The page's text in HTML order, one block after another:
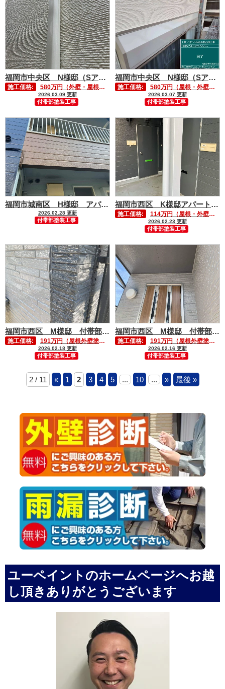
福岡市中央区 N様邸（Sアパート）付帯部塗装工事②
施工価格: 580万円（外壁・屋根塗装含む）
2026.03.09 更新
付帯部塗装工事
福岡市中央区 N様邸（Sアパート）付帯部塗装工事①
施工価格: 580万円（屋根・外壁塗装含む）
2026.03.07 更新
付帯部塗装工事
福岡市城南区 H様邸 アパート付帯部塗装工事
2026.02.28 更新
付帯部塗装工事
福岡市西区 K様邸アパート 付帯部塗装工事
施工価格: 114万円（屋根・外壁塗装含む）
2026.02.23 更新
付帯部塗装工事
福岡市西区 M様邸 付帯部塗装工事②
施工価格: 191万円（屋根外壁塗装工事）
2026.02.18 更新
付帯部塗装工事
福岡市西区 M様邸 付帯部塗装工事①
施工価格: 191万円（屋根外壁塗装工事）
2026.02.16 更新
付帯部塗装工事
2 / 11 « 1 2 3 4 5 ... 10 ... » 最後 »
ユーペイントのホームページへお越
し頂きありがとうございます